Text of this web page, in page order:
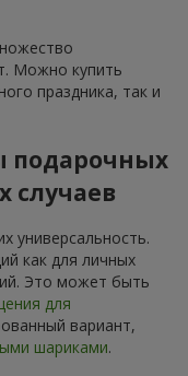
Можно купить
праздника, так и
подарочных
случаев
универсальность.
как для личных
Это может быть
для
вариант,
шариками.